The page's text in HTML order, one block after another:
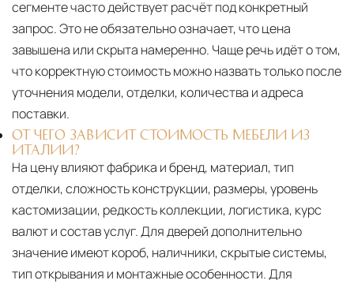
сегменте часто действует расчёт под конкретный
запрос. Это не обязательно означает, что цена
завышена или скрыта намеренно. Чаще речь идёт о том,
что корректную стоимость можно назвать только после
уточнения модели, отделки, количества и адреса
поставки.
ОТ ЧЕГО ЗАВИСИТ СТОИМОСТЬ МЕБЕЛИ ИЗ
ИТАЛИИ?
На цену влияют фабрика и бренд, материал, тип
отделки, сложность конструкции, размеры, уровень
кастомизации, редкость коллекции, логистика, курс
валют и состав услуг. Для дверей дополнительно
значение имеют короб, наличники, скрытые системы,
тип открывания и монтажные особенности. Для